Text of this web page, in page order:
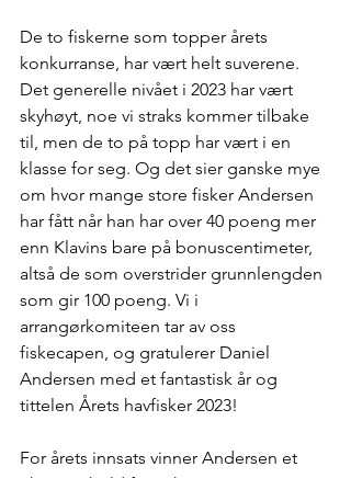
De to fiskerne som topper årets
konkurranse, har vært helt suverene.
Det generelle nivået i 2023 har vært
skyhøyt, noe vi straks kommer tilbake
til, men de to på topp har vært i en
klasse for seg. Og det sier ganske mye
om hvor mange store fisker Andersen
har fått når han har over 40 poeng mer
enn Klavins bare på bonuscentimeter,
altså de som overstrider grunnlengden
som gir 100 poeng. Vi i
arrangørkomiteen tar av oss
fiskecapen, og gratulerer Daniel
Andersen med et fantastisk år og
tittelen Årets havfisker 2023!
For årets innsats vinner Andersen et